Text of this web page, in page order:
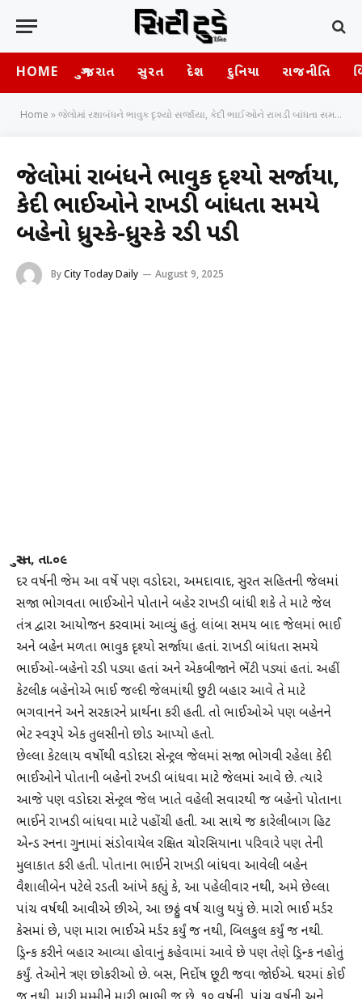
HOME ગુજરાત સુરત દેશ દુનિયા રાજનીતિ
Home »જેલોમાં રક્ષાબંધને ભાવુક દૃશ્યો સર્જાયા, કેદી ભાઈઓને રાખડી બાંધતા સમયે બહેનો ધ્રુસ્કે-ધ્રુસ્કે રડી પડી
જેલોમાં રક્ષાબંધને ભાવુક દૃશ્યો સર્જાયા,
કેદી ભાઈઓને રાખડી બાંધતા સમયે
બહેનો ધ્રુસ્કે-ધ્રુસ્કે રડી પડી
ByCity Today Daily August 9, 2025
સુરત, તા.૦૯
દર વર્ષની જેમ આ વર્ષે પણ વડોદરા, અમદાવાદ, સુરત સહિતની જેલમાં
સજા ભોગવતા ભાઈઓને પોતાને બહેર રાખડી બાંધી શકે તે માટે જેલ
તંત્ર દ્વારા આયોજન કરવામાં આવ્યું હતું. લાંબા સમય બાદ જેલમાં ભાઈ
અને બહેન મળતા ભાવુક દૃશ્યો સર્જાયા હતાં. રાખડી બાંધતા સમયે
ભાઈઓ-બહેનો રડી પડ્યા હતાં અને એકબીજાને ભેંટી પડ્યાં હતાં. અહીં
કેટલીક બહેનોએ ભાઈ જલ્દી જેલમાંથી છુટી બહાર આવે તે માટે
ભગવાનને અને સરકારને પ્રાર્થના કરી હતી. તો ભાઈઓએ પણ બહેનને
ભેટ સ્વરૂપે એક તુલસીનો છોડ આપ્યો હતો.
છેલ્લા કેટલાય વર્ષોથી વડોદરા સેન્ટ્રલ જેલમાં સજા ભોગવી રહેલા કેદી
ભાઈઓને પોતાની બહેનો રખડી બાંધવા માટે જેલમાં આવે છે. ત્યારે
આજે પણ વડોદરા સેન્ટ્રલ જેલ ખાતે વહેલી સવારથી જ બહેનો પોતાના
ભાઈને રાખડી બાંધવા માટે પહોંચી હતી. આ સાથે જ કારેલીબાગ હિટ
એન્ડ રનના ગુનામાં સંડોવાયેલ રક્ષિત ચોરસિયાના પરિવારે પણ તેની
મુલાકાત કરી હતી. પોતાના ભાઈને રાખડી બાંધવા આવેલી બહેન
વૈશાલીબેન પટેલે રડતી આંખે કહ્યું કે, આ પહેલીવાર નથી, અમે છેલ્લા
પાંચ વર્ષથી આવીએ છીએ, આ છઠ્ઠું વર્ષ ચાલુ થયું છે. મારો ભાઈ મર્ડર
કેસમાં છે, પણ મારા ભાઈએ મર્ડર કર્યું જ નથી, બિલકુલ કર્યું જ નથી.
ડ્રિન્ક કરીને બહાર આવ્યા હોવાનું કહેવામાં આવે છે પણ તેણે ડ્રિન્ક નહોતું
કર્યું. તેઓને ત્રણ છોકરીઓ છે. બસ, નિર્દોષ છૂટી જવા જાેઈએ. ઘરમાં કોઈ